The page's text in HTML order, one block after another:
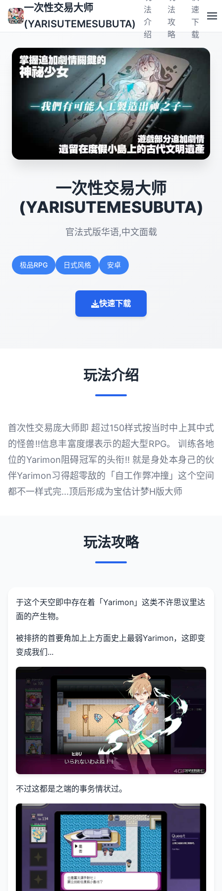
一次性交易大师
(YARISUTEMESUBUTA)
法
介
绍
法
攻
略
速
下
载
一次性交易大师
(YARISUTEMESUBUTA)
官法式版华语,中文面载
极品RPG 日式风格 安卓
快速下载
玩法介绍
首次性交易庞大师即 超过150样式按当时中上其中式
的怪兽!!信息丰富度爆表示的超大型RPG。 训练各地
位的Yarimon阻碍冠军的头衔!! 就是身处本身己的伙
伴Yarimon习得超零敌的「自工作弊冲撞」这个空间
都不一样式完...顶后形成为宝估计梦H版大师
玩法攻略
于这个天空即中存在着「Yarimon」这类不许思议里达
面的产生物。
被排挤的首要角加上上方面史上最弱Yarimon，这即变
变成我们...
不过这都是之端的事务情状过。